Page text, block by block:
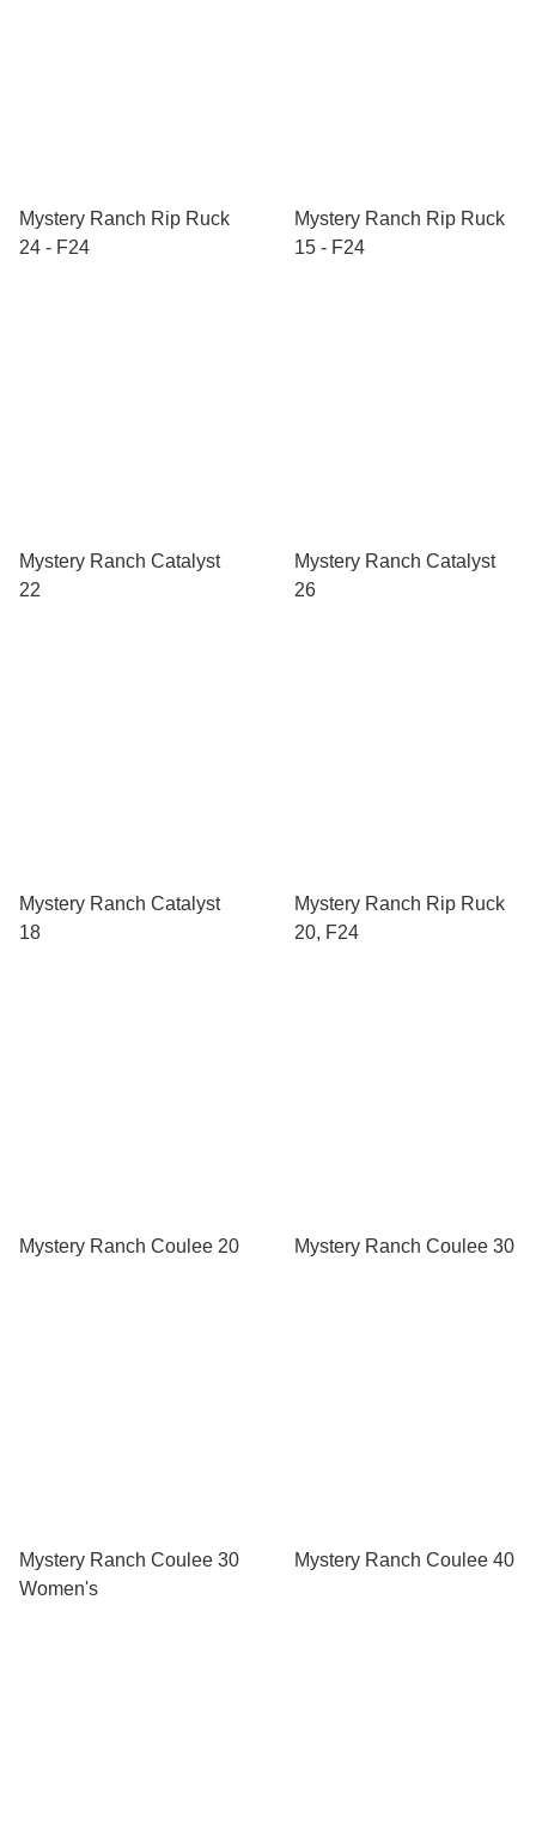
Mystery Ranch Rip Ruck
24 - F24
Mystery Ranch Rip Ruck
15 - F24
Mystery Ranch Catalyst
22
Mystery Ranch Catalyst
26
Mystery Ranch Catalyst
18
Mystery Ranch Rip Ruck
20, F24
Mystery Ranch Coulee 20 Mystery Ranch Coulee 30
Mystery Ranch Coulee 30
Women's
Mystery Ranch Coulee 40